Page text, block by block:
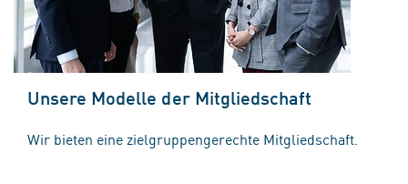
Unsere Modelle der Mitgliedschaft
Wir bieten eine zielgruppengerechte Mitgliedschaft.